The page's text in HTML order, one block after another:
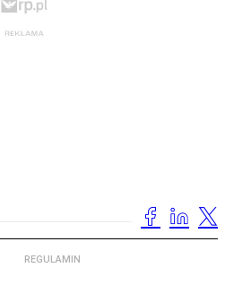
REGULAMIN